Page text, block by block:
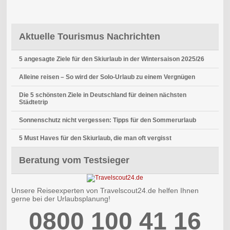
Aktuelle Tourismus Nachrichten
5 angesagte Ziele für den Skiurlaub in der Wintersaison 2025/26
Alleine reisen – So wird der Solo-Urlaub zu einem Vergnügen
Die 5 schönsten Ziele in Deutschland für deinen nächsten
Städtetrip
Sonnenschutz nicht vergessen: Tipps für den Sommerurlaub
5 Must Haves für den Skiurlaub, die man oft vergisst
Beratung vom Testsieger
Unsere Reiseexperten von Travelscout24.de helfen Ihnen
gerne bei der Urlaubsplanung!
0800 100 41 16